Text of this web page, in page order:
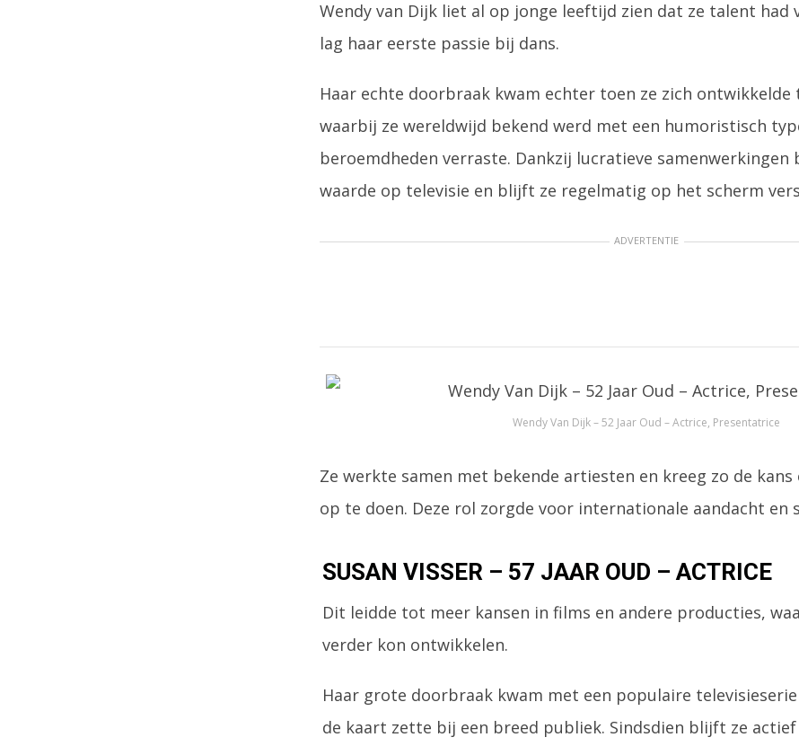
Wendy van Dijk liet al op jonge leeftijd zien dat ze talent
lag haar eerste passie bij dans.
Haar echte doorbraak kwam echter toen ze zich
waarbij ze wereldwijd bekend werd met een humoristisch
beroemdheden verraste. Dankzij lucratieve samenwerkingen
waarde op televisie en blijft ze regelmatig op het scherm
ADVERTENTIE
Wendy Van Dijk – 52 Jaar Oud – Actrice, Presentatrice
Ze werkte samen met bekende artiesten en kreeg zo de
op te doen. Deze rol zorgde voor internationale aandacht en
SUSAN VISSER – 57 JAAR OUD – ACTRICE
Dit leidde tot meer kansen in films en andere producties,
verder kon ontwikkelen.
Haar grote doorbraak kwam met een populaire
de kaart zette bij een breed publiek. Sindsdien blijft ze